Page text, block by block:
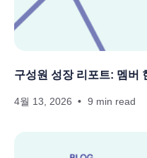
구성원 성장 리포트: 멤버
4월 13, 2026 9 min read